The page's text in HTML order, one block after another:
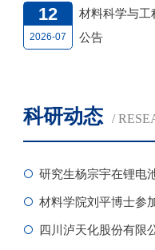
12
2026-07
材料科学与工
公告
科研动态 /
研究生杨宗宇在锂电
材料学院刘平博士参
四川泸天化股份有限